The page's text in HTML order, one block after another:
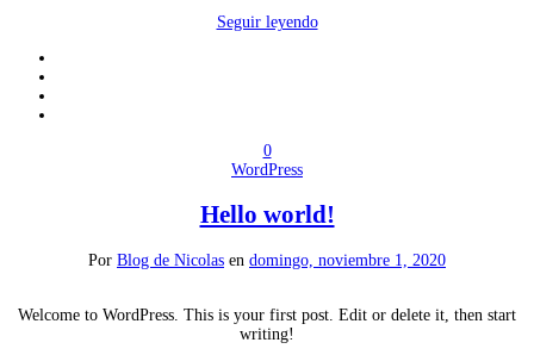
Seguir leyendo
0
WordPress
Hello world!
Por Blog de Nicolas en domingo, noviembre 1, 2020
Welcome to WordPress. This is your first post. Edit or delete it, then start
writing!